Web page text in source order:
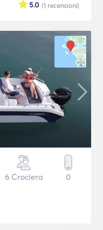
(1 recensioni)
5.0
6 Crociera 0